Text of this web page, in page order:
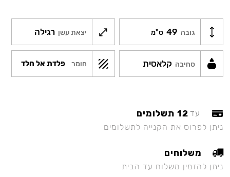
גובה 49 ס"מ יצאת עשן רגילה
סחיבה קלאסית חומר פלדת אל חלד
עד 12 תשלומים
ניתן לפרוס את הקנייה לתשלומים
משלוחים
ניתן להזמין משלוח עד הבית